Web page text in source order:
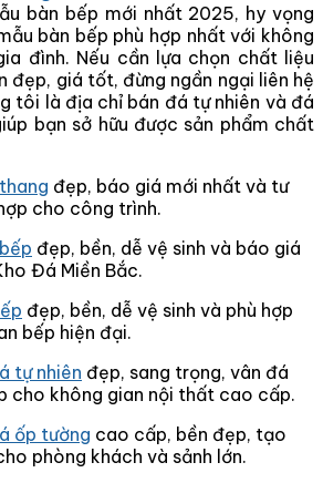
bàn bếp mới nhất 2025, hy vọng
bàn bếp phù hợp nhất với không
đình. Nếu cần lựa chọn chất liệu
đẹp, giá tốt, đừng ngần ngại liên hệ
tôi là địa chỉ bán đá tự nhiên và đá
bạn sở hữu được sản phẩm chất
đẹp, báo giá mới nhất và tư
cho công trình.
đẹp, bền, dễ vệ sinh và báo giá
Đá Miền Bắc.
đẹp, bền, dễ vệ sinh và phù hợp
bếp hiện đại.
tự nhiên đẹp, sang trọng, vân đá
cho không gian nội thất cao cấp.
ốp tường cao cấp, bền đẹp, tạo
phòng khách và sảnh lớn.